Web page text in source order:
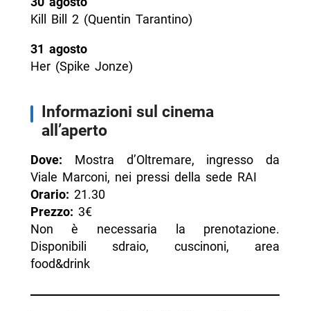
Kill Bill 2 (Quentin Tarantino)
31 agosto
Her (Spike Jonze)
Informazioni sul cinema
all’aperto
Dove: Mostra d’Oltremare, ingresso da
Viale Marconi, nei pressi della sede RAI
Orario: 21.30
Prezzo: 3€
Non è necessaria la prenotazione.
Disponibili sdraio, cuscinoni, area
food&drink